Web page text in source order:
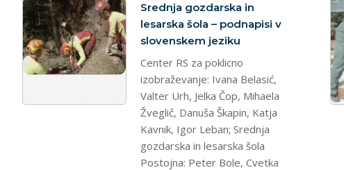
Srednja gozdarska in
lesarska šola – podnapisi v
slovenskem jeziku
Center RS za poklicno
izobraževanje: Ivana Belasić,
Valter Urh, Jelka Čop, Mihaela
Žveglič, Danuša Škapin, Katja
Kavnik, Igor Leban; Srednja
gozdarska in lesarska šola
Postojna: Peter Bole, Cvetka